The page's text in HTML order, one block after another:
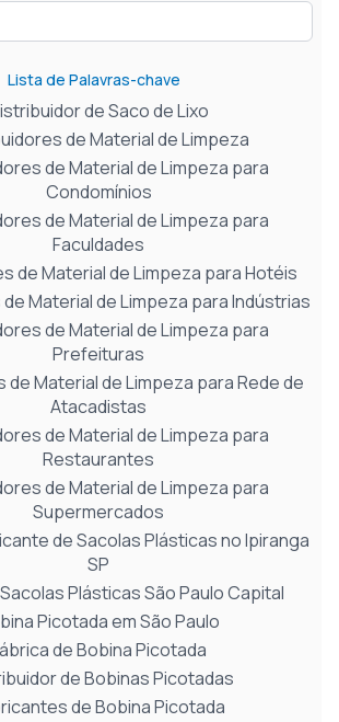
Lista de Palavras-chave
de Saco de Lixo
de Material de Limpeza
de Material de Limpeza para
Condomínios
de Material de Limpeza para
Faculdades
de Material de Limpeza para Hotéis
Material de Limpeza para Indústrias
de Material de Limpeza para
Prefeituras
Material de Limpeza para Rede de
Atacadistas
de Material de Limpeza para
Restaurantes
de Material de Limpeza para
Supermercados
de Sacolas Plásticas no Ipiranga
SP
Plásticas São Paulo Capital
Picotada em São Paulo
de Bobina Picotada
de Bobinas Picotadas
de Bobina Picotada